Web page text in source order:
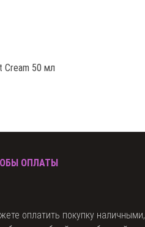
Cream 50 мл
ОПЛАТЫ
оплатить покупку наличными,